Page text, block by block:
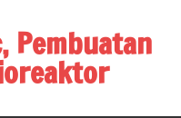
Pembuatan